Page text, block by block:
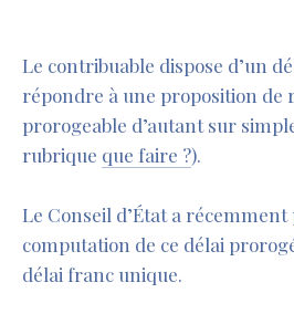
Le contribuable dispose d’un
répondre à une proposition de
prorogeable d’autant sur
rubrique que faire ?).
Le Conseil d’État a
computation de ce délai
délai franc unique.